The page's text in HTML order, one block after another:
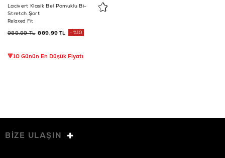
Lacivert Klasik Bel Pamuklu Bi-
Stretch Şort
Relaxed Fit
889,99 TL
989,99 TL %10
🔻10 Günün En Düşük Fiyatı
BİZE ULAŞIN